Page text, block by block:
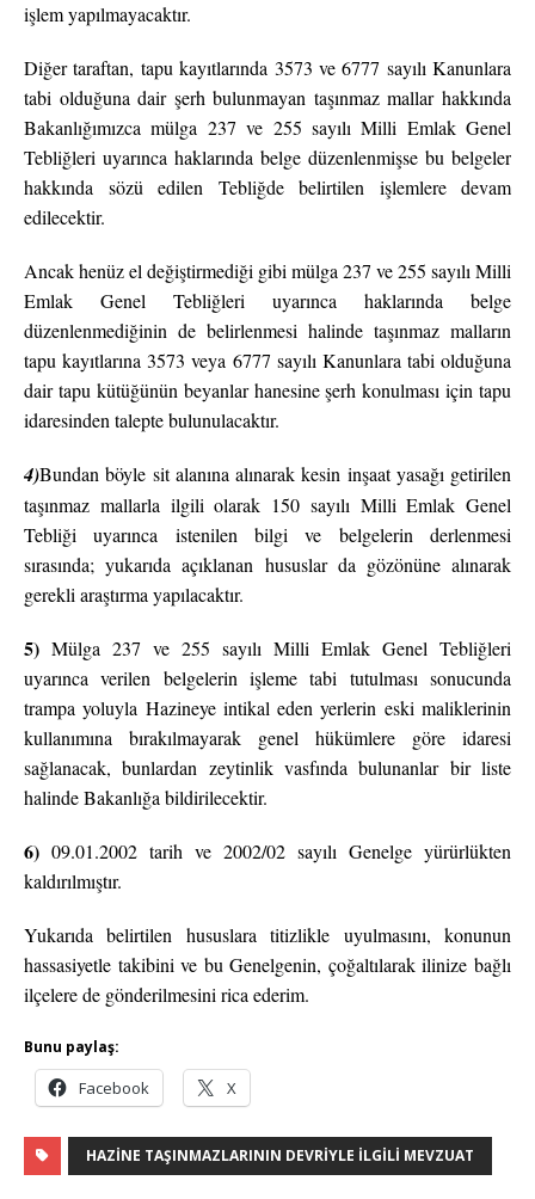
işlem yapılmayacaktır.
Diğer taraftan, tapu kayıtlarında 3573 ve 6777 sayılı Kanunlara
tabi olduğuna dair şerh bulunmayan taşınmaz mallar hakkında
Bakanlığımızca mülga 237 ve 255 sayılı Milli Emlak Genel
Tebliğleri uyarınca haklarında belge düzenlenmişse bu belgeler
hakkında sözü edilen Tebliğde belirtilen işlemlere devam
edilecektir.
Ancak henüz el değiştirmediği gibi mülga 237 ve 255 sayılı Milli
Emlak Genel Tebliğleri uyarınca haklarında belge
düzenlenmediğinin de belirlenmesi halinde taşınmaz malların
tapu kayıtlarına 3573 veya 6777 sayılı Kanunlara tabi olduğuna
dair tapu kütüğünün beyanlar hanesine şerh konulması için tapu
idaresinden talepte bulunulacaktır.
4)Bundan böyle sit alanına alınarak kesin inşaat yasağı getirilen
taşınmaz mallarla ilgili olarak 150 sayılı Milli Emlak Genel
Tebliği uyarınca istenilen bilgi ve belgelerin derlenmesi
sırasında; yukarıda açıklanan hususlar da gözönüne alınarak
gerekli araştırma yapılacaktır.
5) Mülga 237 ve 255 sayılı Milli Emlak Genel Tebliğleri
uyarınca verilen belgelerin işleme tabi tutulması sonucunda
trampa yoluyla Hazineye intikal eden yerlerin eski maliklerinin
kullanımına bırakılmayarak genel hükümlere göre idaresi
sağlanacak, bunlardan zeytinlik vasfında bulunanlar bir liste
halinde Bakanlığa bildirilecektir.
6) 09.01.2002 tarih ve 2002/02 sayılı Genelge yürürlükten
kaldırılmıştır.
Yukarıda belirtilen hususlara titizlikle uyulmasını, konunun
hassasiyetle takibini ve bu Genelgenin, çoğaltılarak ilinize bağlı
ilçelere de gönderilmesini rica ederim.
Bunu paylaş:
Facebook X
HAZINE TAŞINMAZLARININ DEVRIYLE İLGILI MEVZUAT